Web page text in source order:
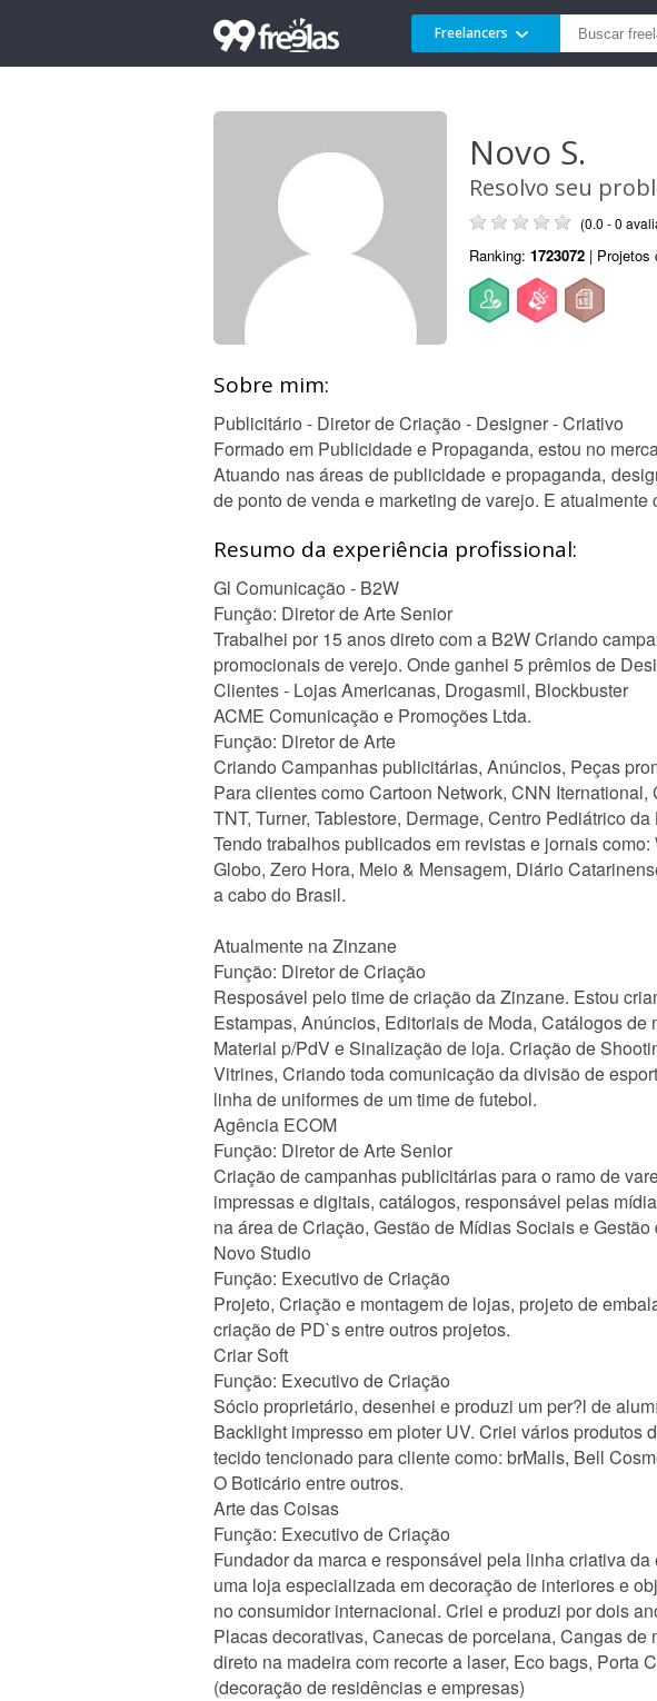
Freelancers
Novo S.
Resolvo seu
(0.0 - 0
Ranking: 1723072 | Projetos
Sobre mim:
Publicitário - Diretor de Criação - Designer - Criativo
Formado em Publicidade e Propaganda, estou no
Atuando nas áreas de publicidade e propaganda,
de ponto de venda e marketing de varejo. E
Resumo da experiência profissional:
Gl Comunicação - B2W
Função: Diretor de Arte Senior
Trabalhei por 15 anos direto com a B2W Criando
promocionais de verejo. Onde ganhei 5 prêmios de
Clientes - Lojas Americanas, Drogasmil, Blockbuster
ACME Comunicação e Promoções Ltda.
Função: Diretor de Arte
Criando Campanhas publicitárias, Anúncios, Peças
Para clientes como Cartoon Network, CNN
TNT, Turner, Tablestore, Dermage, Centro Pediátrico da
Tendo trabalhos publicados em revistas e jornais
Globo, Zero Hora, Meio & Mensagem, Diário
a cabo do Brasil.
Atualmente na Zinzane
Função: Diretor de Criação
Resposável pelo time de criação da Zinzane. Estou
Estampas, Anúncios, Editoriais de Moda, Catálogos de
Material p/PdV e Sinalização de loja. Criação de
Vitrines, Criando toda comunicação da divisão de
linha de uniformes de um time de futebol.
Agência ECOM
Função: Diretor de Arte Senior
Criação de campanhas publicitárias para o ramo de
impressas e digitais, catálogos, responsável pelas
na área de Criação, Gestão de Mídias Sociais e
Novo Studio
Função: Executivo de Criação
Projeto, Criação e montagem de lojas, projeto de
criação de PD`s entre outros projetos.
Criar Soft
Função: Executivo de Criação
Sócio proprietário, desenhei e produzi um per?l de
Backlight impresso em ploter UV. Criei vários produtos
tecido tencionado para cliente como: brMalls, Bell
O Boticário entre outros.
Arte das Coisas
Função: Executivo de Criação
Fundador da marca e responsável pela linha criativa
uma loja especializada em decoração de interiores e
no consumidor internacional. Criei e produzi por dois
Placas decorativas, Canecas de porcelana, Cangas de
direto na madeira com recorte a laser, Eco bags, Porta
(decoração de residências e empresas)